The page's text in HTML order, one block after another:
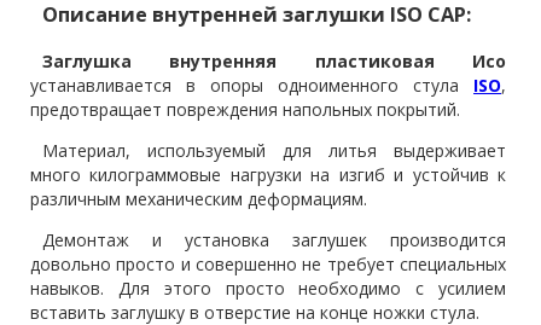
Описание внутренней заглушки ISO CAP:
Заглушка внутренняя пластиковая Исо
устанавливается в опоры одноименного стула ISO,
предотвращает повреждения напольных покрытий.
Материал, используемый для литья выдерживает
много килограммовые нагрузки на изгиб и устойчив к
различным механическим деформациям.
Демонтаж и установка заглушек производится
довольно просто и совершенно не требует специальных
навыков. Для этого просто необходимо с усилием
вставить заглушку в отверстие на конце ножки стула.